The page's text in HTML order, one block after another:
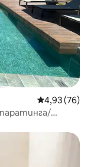
Средна
4,93 (76)